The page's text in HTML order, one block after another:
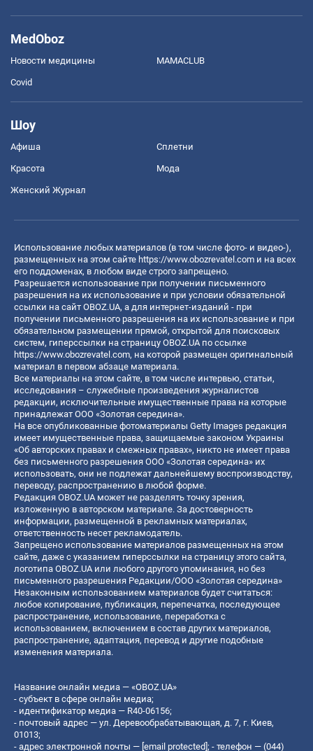
MedOboz
Новости медицины MAMACLUB
Covid
Шоу
Афиша Сплетни
Красота Мода
Женский Журнал
Использование любых материалов (в том числе фото- и видео-),
размещенных на этом сайте https://www.obozrevatel.com и на всех
его поддоменах, в любом виде строго запрещено.
Разрешается использование при получении письменного
разрешения на их использование и при условии обязательной
ссылки на сайт OBOZ.UA, а для интернет-изданий - при
получении письменного разрешения на их использование и при
обязательном размещении прямой, открытой для поисковых
систем, гиперссылки на страницу OBOZ.UA по ссылке
https://www.obozrevatel.com, на которой размещен оригинальный
материал в первом абзаце материала.
Все материалы на этом сайте, в том числе интервью, статьи,
исследования – служебные произведения журналистов
редакции, исключительные имущественные права на которые
принадлежат ООО «Золотая середина».
На все опубликованные фотоматериалы Getty Images редакция
имеет имущественные права, защищаемые законом Украины
«Об авторских правах и смежных правах», никто не имеет права
без письменного разрешения ООО «Золотая середина» их
использовать, они не подлежат дальнейшему воспроизводству,
переводу, распространению в любой форме.
Редакция OBOZ.UA может не разделять точку зрения,
изложенную в авторском материале. За достоверность
информации, размещенной в рекламных материалах,
ответственность несет рекламодатель.
Запрещено использование материалов размещенных на этом
сайте, даже с указанием гиперссылки на страницу этого сайта,
логотипа OBOZ.UA или любого другого упоминания, но без
письменного разрешения Редакции/ООО «Золотая середина»
Незаконным использованием материалов будет считаться:
любое копирование, публикация, перепечатка, последующее
распространение, использование, переработка с
использованием, включением в состав других материалов,
распространение, адаптация, перевод и другие подобные
изменения материала.
Название онлайн медиа — «OBOZ.UA»
- субъект в сфере онлайн медиа;
- идентификатор медиа — R40-06156;
- почтовый адрес — ул. Деревообрабатывающая, д. 7, г. Киев,
01013;
- адрес электронной почты — [email protected]; - телефон — (044)